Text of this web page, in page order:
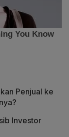
Penjual ke
Investor